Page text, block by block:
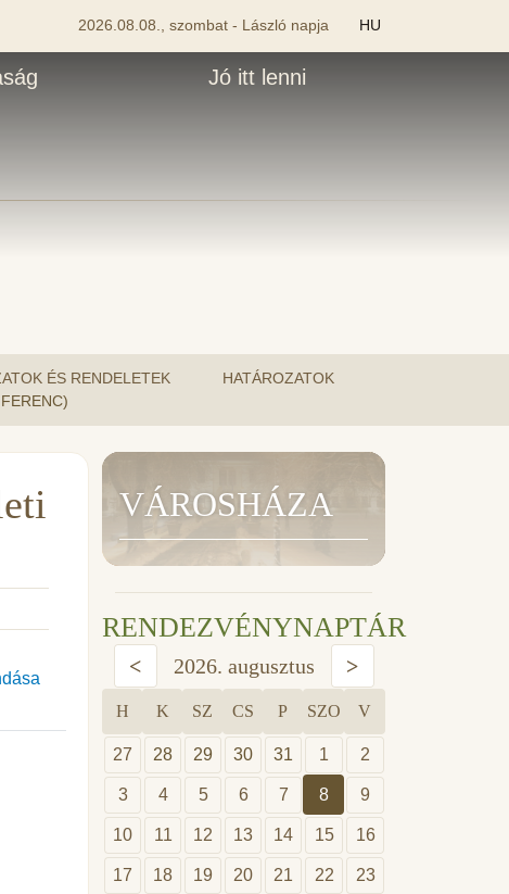
2026.08.08., szombat - László napja HU
Jó itt lenni
ÉS RENDELETEK
HATÁROZATOK
VÁROSHÁZA
RENDEZVÉNYNAPTÁR
< 2026. augusztus >
H K SZ CS P SZO V
27 28 29 30 31 1 2
3 4 5 6 7 8 9
10 11 12 13 14 15 16
17 18 19 20 21 22 23